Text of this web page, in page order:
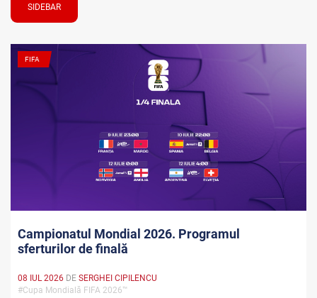
SIDEBAR
FIFA
Campionatul Mondial 2026. Programul
sferturilor de finală
08 IUL 2026 DE SERGHEI CIPILENCU
#Cupa Mondială FIFA 2026™